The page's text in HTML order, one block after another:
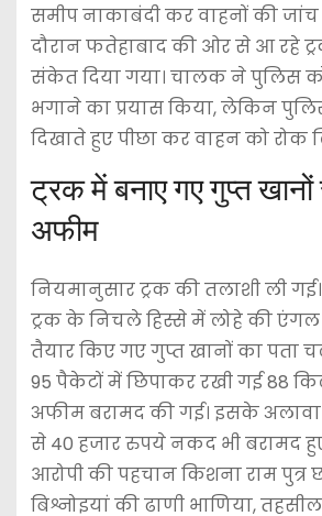
समीप नाकाबंदी कर वाहनों की जांच
दौरान फतेहाबाद की ओर से आ रहे
संकेत दिया गया। चालक ने पुलिस
भगाने का प्रयास किया, लेकिन
दिखाते हुए पीछा कर वाहन को रोक
ट्रक में बनाए गए गुप्त
अफीम
नियमानुसार ट्रक की तलाशी ली
ट्रक के निचले हिस्से में लोहे की
तैयार किए गए गुप्त खानों का पता
95 पैकेटों में छिपाकर रखी गई 88
अफीम बरामद की गई। इसके
से 40 हजार रुपये नकद भी बरामद
आरोपी की पहचान किशना राम पुत्र
बिश्नोइयां की ढाणी भाणिया,